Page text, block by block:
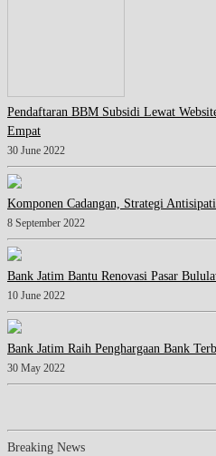
Pendaftaran BBM Subsidi Lewat
Empat
30 June 2022
Komponen Cadangan, Strategi
8 September 2022
Bank Jatim Bantu Renovasi Pasar
10 June 2022
Bank Jatim Raih Penghargaan Bank
30 May 2022
Breaking News